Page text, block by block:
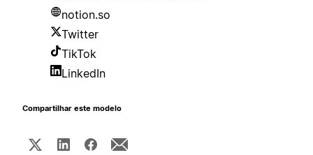
notion.so
Twitter
TikTok
LinkedIn
Compartilhar este modelo